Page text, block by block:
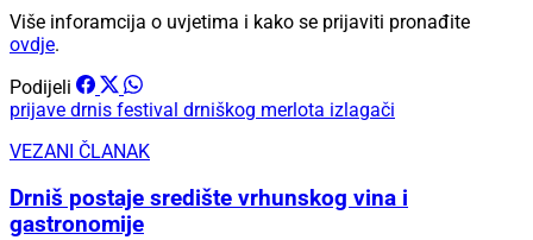
Više inforamcija o uvjetima i kako se prijaviti pronađite
ovdje.
Podijeli
prijave drnis festival drniškog merlota izlagači
VEZANI ČLANAK
Drniš postaje središte vrhunskog vina i
gastronomije